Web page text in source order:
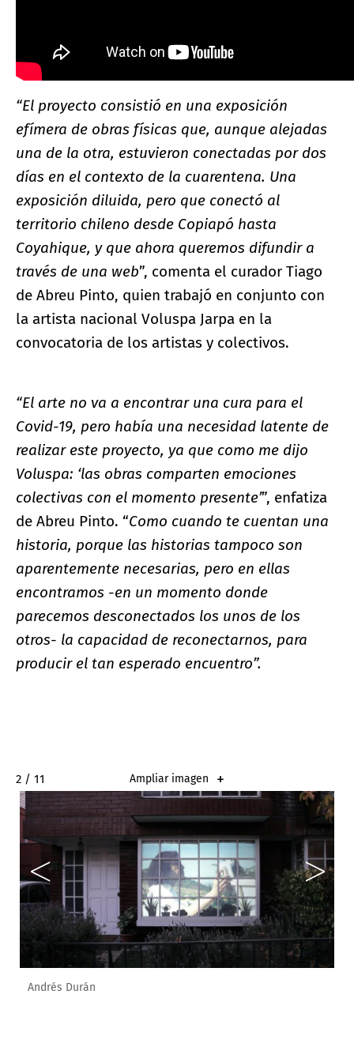
“El proyecto consistió en una exposición
efímera de obras físicas que, aunque alejadas
una de la otra, estuvieron conectadas por dos
días en el contexto de la cuarentena. Una
exposición diluida, pero que conectó al
territorio chileno desde Copiapó hasta
Coyahique, y que ahora queremos difundir a
través de una web”, comenta el curador Tiago
de Abreu Pinto, quien trabajó en conjunto con
la artista nacional Voluspa Jarpa en la
convocatoria de los artistas y colectivos.
“El arte no va a encontrar una cura para el
Covid-19, pero había una necesidad latente de
realizar este proyecto, ya que como me dijo
Voluspa: ‘las obras comparten emociones
colectivas con el momento presente’”, enfatiza
de Abreu Pinto. “Como cuando te cuentan una
historia, porque las historias tampoco son
aparentemente necesarias, pero en ellas
encontramos -en un momento donde
parecemos desconectados los unos de los
otros- la capacidad de reconectarnos, para
producir el tan esperado encuentro”.
2 / 11 Ampliar imagen
Andrés Durán